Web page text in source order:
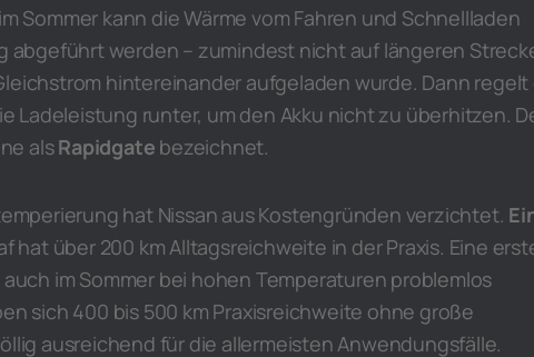
Sommer kann die Wärme vom Fahren und Schnellladen
abgeführt werden – zumindest nicht auf längeren
hintereinander aufgeladen wurde. Dann regelt
Ladeleistung runter, um den Akku nicht zu überhitzen.
alsRapidgate bezeichnet.
hat Nissan aus Kostengründen verzichtet.
hat über 200 km Alltagsreichweite in der Praxis. Eine
im Sommer bei hohen Temperaturen problemlos
sich 400 bis 500 km Praxisreichweite ohne große
ausreichend für die allermeisten Anwendungsfälle.